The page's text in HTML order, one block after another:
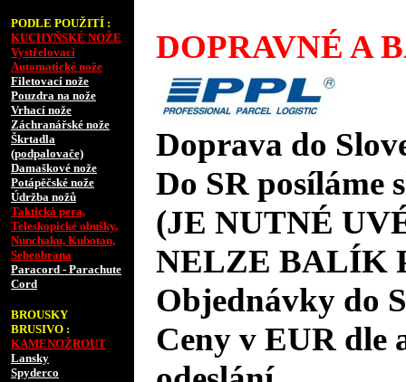
PODLE POUŽITÍ :
KUCHYŇSKÉ NOŽE
Vystřelovací
Automatické nože
Filetovací nože
Pouzdra na nože
Vrhací nože
Záchranářské nože
Škrtadla
(podpalovače)
Damaškové nože
Potápěčské nože
Údržba nožů
Taktická pera,
Teleskopické obušky,
Nunchaku, Kubotan,
Sebeobrana
Paracord - Parachute
Cord
BROUSKY
BRUSIVO :
KAMENOŽROUT
Lansky
Spyderco
DOPRAVNÉ A
Doprava do
Do SR posíláme
(JE NUTNÉ
NELZE BALÍK
Objednávky do
Ceny v EUR